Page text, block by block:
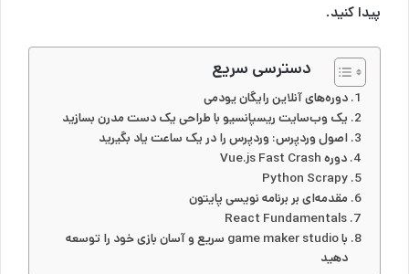
پیدا کنید.
دسترسی سریع
دوره‌های آنلاین رایگان یودمی
یک وب‌سایت ریسپانسیو با طراحی یک دست مدرن بسازید
اصول وردپرس: وردپرس را در یک ساعت یاد بگیرید
دوره Vue.js Fast Crash
Python Scrapy
مقدمه‌ای بر برنامه نویسی پایتون
React Fundamentals
با game maker studio سریع و آسان بازی خود را توسعه
دهید